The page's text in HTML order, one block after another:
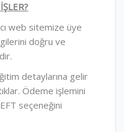
web sitemize üye
doğru ve
detaylarına gelir
Ödeme işlemini
seçeneğini